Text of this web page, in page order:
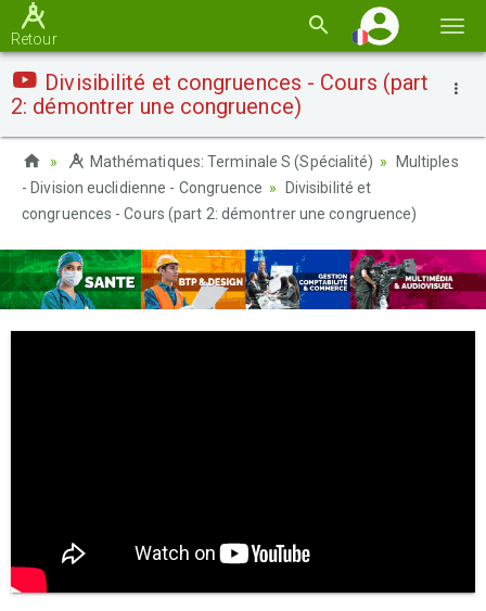
la
Retour
Divisibilité et congruences - Cours (part
2: démontrer une congruence)
Mathématiques: Terminale S (Spécialité)
Multiples
- Division euclidienne - Congruence
Divisibilité et
congruences - Cours (part 2: démontrer une congruence)